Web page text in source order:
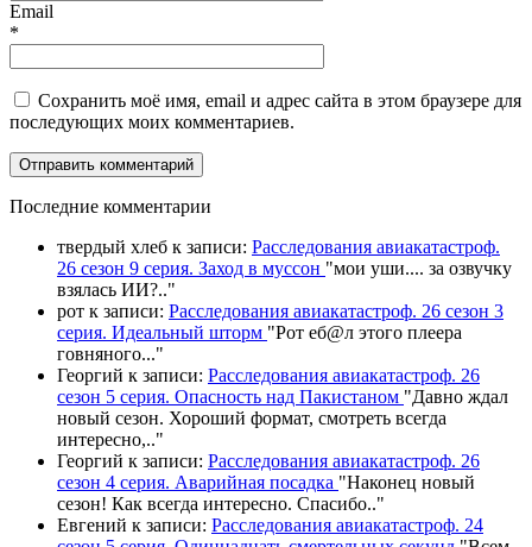
Email
*
Сохранить моё имя, email и адрес сайта в этом браузере для
последующих моих комментариев.
Последние комментарии
твердый хлеб к записи: Расследования авиакатастроф.
26 сезон 9 серия. Заход в муссон "мои уши.... за озвучку
взялась ИИ?.."
рот к записи: Расследования авиакатастроф. 26 сезон 3
серия. Идеальный шторм "Рот еб@л этого плеера
говняного..."
Георгий к записи: Расследования авиакатастроф. 26
сезон 5 серия. Опасность над Пакистаном "Давно ждал
новый сезон. Хороший формат, смотреть всегда
интересно,.."
Георгий к записи: Расследования авиакатастроф. 26
сезон 4 серия. Аварийная посадка "Наконец новый
сезон! Как всегда интересно. Спасибо.."
Евгений к записи: Расследования авиакатастроф. 24